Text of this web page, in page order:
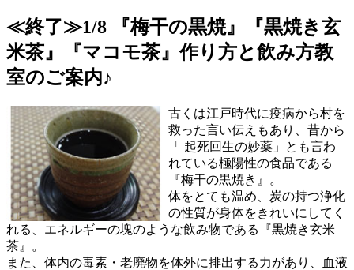
≪終了≫1/8 『梅干の黒焼』『黒焼き玄
米茶』『マコモ茶』作り方と飲み方教
室のご案内♪
古くは江戸時代に疫病から村を
救った言い伝えもあり、昔から
「 起死回生の妙薬」とも言わ
れている極陽性の食品である
『梅干の黒焼き』。
体をとても温め、炭の持つ浄化
の性質が身体をきれいにしてく
れる、エネルギーの塊のような飲み物である『黒焼き玄米
茶』。
また、体内の毒素・老廃物を体外に排出する力があり、血液